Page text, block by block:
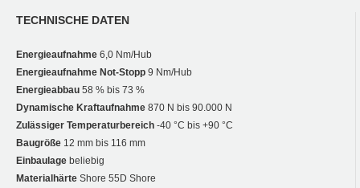
TECHNISCHE DATEN
Energieaufnahme 6,0 Nm/Hub
Energieaufnahme Not-Stopp 9 Nm/Hub
Energieabbau 58 % bis 73 %
Dynamische Kraftaufnahme 870 N bis 90.000 N
Zulässiger Temperaturbereich -40 °C bis +90 °C
Baugröße 12 mm bis 116 mm
Einbaulage beliebig
Materialhärte Shore 55D Shore